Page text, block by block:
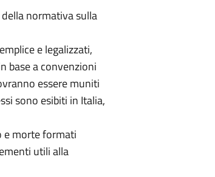
normativa sulla
e legalizzati,
base a convenzioni
essere muniti
sono esibiti in Italia,
e morte formati
utili alla